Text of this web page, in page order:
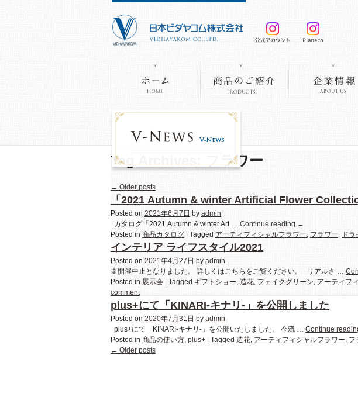
Tag Archives:フラワー
← Older posts
「2021 Autumn & winter Artificial Flower
Posted on 2021年6月7日 by admin
カタログ「2021 Autumn & winter Art … Continue reading →
Posted in 商品カタログ Tagged アーティフィシャルフラワー, フラワー, ド
インテリア ライフスタイル2021
Posted on 2021年4月27日 by admin
※開催中止となりました。 詳しくはこちらをご覧ください。 リアルさ …
Posted in 展示会 Tagged ギフトショー, 造花, フェイクグリーン, アーティフ
comment
plus+にて「KINARI-キナリ-」を公開しました
Posted on 2020年7月31日 by admin
plus+にて「KINARI-キナリ-」を公開いたしました。 今流 … Continue
Posted in 商品の使い方, plus+ Tagged 造花, アーティフィシャルフラワー, フ
← Older posts